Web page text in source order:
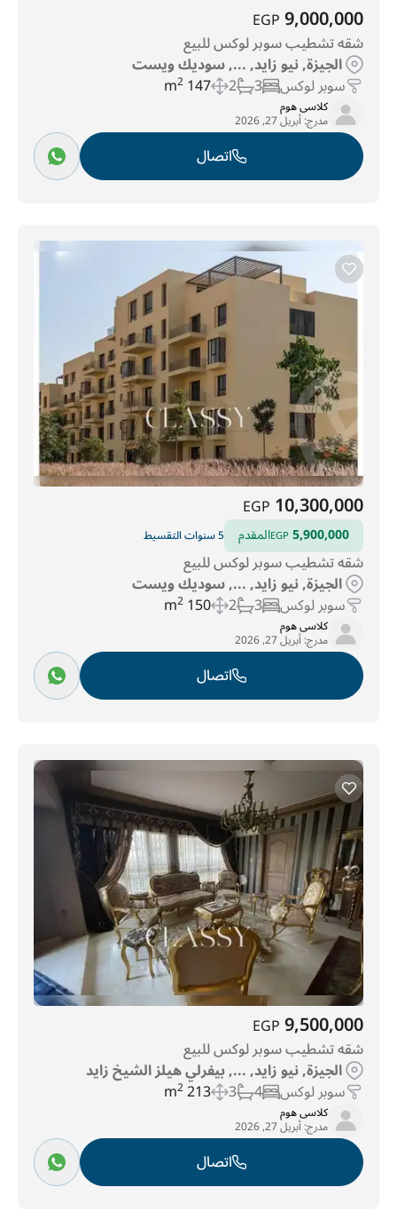
9,000,000
EGP
شقه تشطيب سوبر لوكس للبيع
الجيزة, نيو زايد, ..., سوديك ويست
سوبر لوكس 3
2
147 m
2
كلاسى هوم
مدرج:أبريل 27, 2026
اتصال
10,300,000
EGP
5,900,000
EGPالمقدم 5 سنوات التقسيط
شقه تشطيب سوبر لوكس للبيع
الجيزة, نيو زايد, ..., سوديك ويست
سوبر لوكس 3
2
150 m
2
كلاسى هوم
مدرج:أبريل 27, 2026
اتصال
9,500,000
EGP
شقه تشطيب سوبر لوكس للبيع
الجيزة, نيو زايد, ..., بيفرلي هيلز الشيخ زايد
سوبر لوكس 4
3
213 m
2
كلاسى هوم
مدرج:أبريل 27, 2026
اتصال